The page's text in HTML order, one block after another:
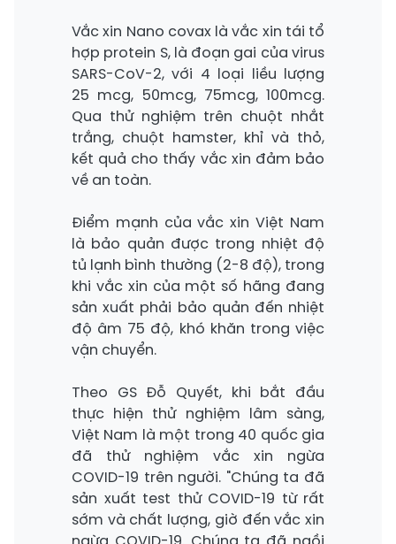
Vắc xin Nano covax là vắc xin tái tổ
hợp protein S, là đoạn gai của virus
SARS-CoV-2, với 4 loại liều lượng
25 mcg, 50mcg, 75mcg, 100mcg.
Qua thử nghiệm trên chuột nhắt
trắng, chuột hamster, khỉ và thỏ,
kết quả cho thấy vắc xin đảm bảo
về an toàn.
Điểm mạnh của vắc xin Việt Nam
là bảo quản được trong nhiệt độ
tủ lạnh bình thường (2-8 độ), trong
khi vắc xin của một số hãng đang
sản xuất phải bảo quản đến nhiệt
độ âm 75 độ, khó khăn trong việc
vận chuyển.
Theo GS Đỗ Quyết, khi bắt đầu
thực hiện thử nghiệm lâm sàng,
Việt Nam là một trong 40 quốc gia
đã thử nghiệm vắc xin ngừa
COVID-19 trên người. "Chúng ta đã
sản xuất test thử COVID-19 từ rất
sớm và chất lượng, giờ đến vắc xin